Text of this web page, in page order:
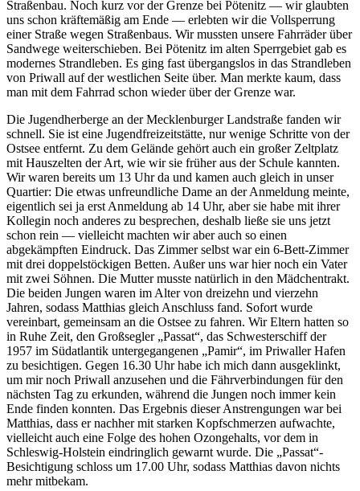
Straßenbau. Noch kurz vor der Grenze bei Pötenitz — wir glaubten
uns schon kräftemäßig am Ende — erlebten wir die Vollsperrung
einer Straße wegen Straßenbaus. Wir mussten unsere Fahrräder über
Sandwege weiterschieben. Bei Pötenitz im alten Sperrgebiet gab es
modernes Strandleben. Es ging fast übergangslos in das Strandleben
von Priwall auf der westlichen Seite über. Man merkte kaum, dass
man mit dem Fahrrad schon wieder über der Grenze war.
Die Jugendherberge an der Mecklenburger Landstraße fanden wir
schnell. Sie ist eine Jugendfreizeitstätte, nur wenige Schritte von der
Ostsee entfernt. Zu dem Gelände gehört auch ein großer Zeltplatz
mit Hauszelten der Art, wie wir sie früher aus der Schule kannten.
Wir waren bereits um 13 Uhr da und kamen auch gleich in unser
Quartier: Die etwas unfreundliche Dame an der Anmeldung meinte,
eigentlich sei ja erst Anmeldung ab 14 Uhr, aber sie habe mit ihrer
Kollegin noch anderes zu besprechen, deshalb ließe sie uns jetzt
schon rein — vielleicht machten wir aber auch so einen
abgekämpften Eindruck. Das Zimmer selbst war ein 6-Bett-Zimmer
mit drei doppelstöckigen Betten. Außer uns war hier noch ein Vater
mit zwei Söhnen. Die Mutter musste natürlich in den Mädchentrakt.
Die beiden Jungen waren im Alter von dreizehn und vierzehn
Jahren, sodass Matthias gleich Anschluss fand. Sofort wurde
vereinbart, gemeinsam an die Ostsee zu fahren. Wir Eltern hatten so
in Ruhe Zeit, den Großsegler Passat , das Schwesterschiff der
1957 im Südatlantik untergegangenen
Pamir , im Priwaller Hafen
zu besichtigen. Gegen 16.30 Uhr habe ich mich dann ausgeklinkt,
um mir noch Priwall anzusehen und die Fährverbindungen für den
nächsten Tag zu erkunden, während die Jungen noch immer kein
Ende finden konnten. Das Ergebnis dieser Anstrengungen war bei
Matthias, dass er nachher mit starken Kopfschmerzen aufwachte,
vielleicht auch eine Folge des hohen Ozongehalts, vor dem in
Schleswig-Holstein eindringlich gewarnt wurde. Die
Passat -
Besichtigung schloss um 17.00 Uhr, sodass Matthias davon nichts
mehr mitbekam.